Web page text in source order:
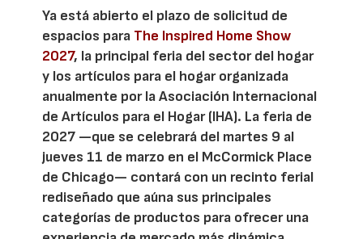
Ya está abierto el plazo de solicitud de
espacios para The Inspired Home Show
2027, la principal feria del sector del hogar
y los artículos para el hogar organizada
anualmente por la Asociación Internacional
de Artículos para el Hogar (IHA). La feria de
2027 —que se celebrará del martes 9 al
jueves 11 de marzo en el McCormick Place
de Chicago— contará con un recinto ferial
rediseñado que aúna sus principales
categorías de productos para ofrecer una